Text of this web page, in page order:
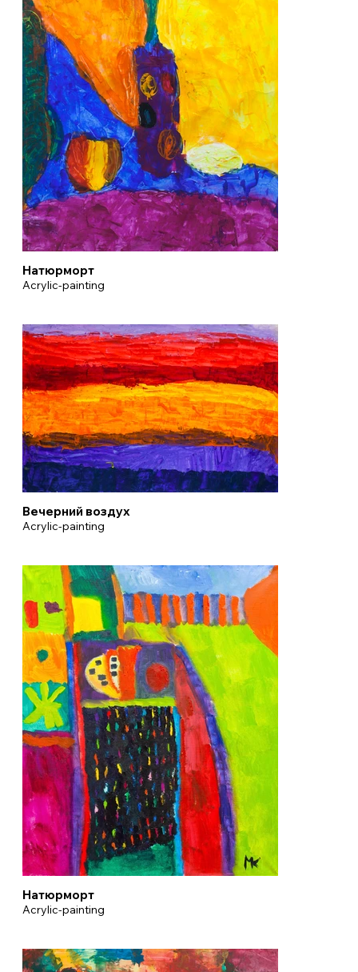
Натюрморт
Acrylic-painting
Вечерний воздух
Acrylic-painting
Натюрморт
Acrylic-painting